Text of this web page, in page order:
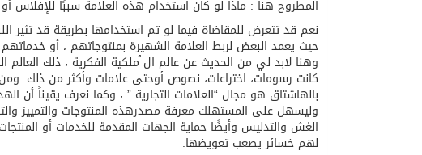
المطروح هنا : ماذا لو كان استخدام هذه العلامة سببًا للإفلاس
نعم قد تتعرض للمقاضاة فيما لو تم استخدامها بطريقة قد تثير
حيث يعمد البعض لربط العلامة الشهيرة بمنتوجاتهم ، أو
وهنا لابد لي من الحديث عن عالم ال ُملكية الفكرية ، ذلك العالم
كانت رسومات، اختراعات، نصوص أوحتى علامات وأكثر من ذلك.
بالهاشتاق هو مجال “العلامات التجارية ” ، وكما نعرف يقيناً أن
وليسهل على المستهلك معرفة مصدرهذه المنتوجات والتمييز
الغش والتدليس وأيضًا حماية الجهات المقدمة للخدمات أو
لهم خسائر يصعب تعويضها.